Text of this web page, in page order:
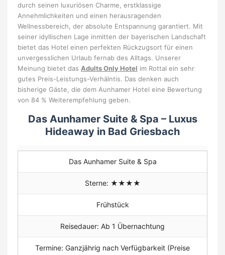
durch seinen luxuriösen Charme, erstklassige
Annehmlichkeiten und einen herausragenden
Wellnessbereich, der absolute Entspannung garantiert. Mit
seiner idyllischen Lage inmitten der bayerischen Landschaft
bietet das Hotel einen perfekten Rückzugsort für einen
unvergesslichen Urlaub fernab des Alltags. Unserer
Meinung bietet das Adults Only Hotel im Rottal ein sehr
gutes Preis-Leistungs-Verhälntis. Das denken auch
bisherige Gäste, die dem Aunhamer Hotel eine Bewertung
von 84 % Weiterempfehlung geben.
Das Aunhamer Suite & Spa – Luxus
Hideaway in Bad Griesbach
Das Aunhamer Suite & Spa
Sterne: ★★★★
Frühstück
Reisedauer: Ab 1 Übernachtung
Termine: Ganzjährig nach Verfügbarkeit (Preise